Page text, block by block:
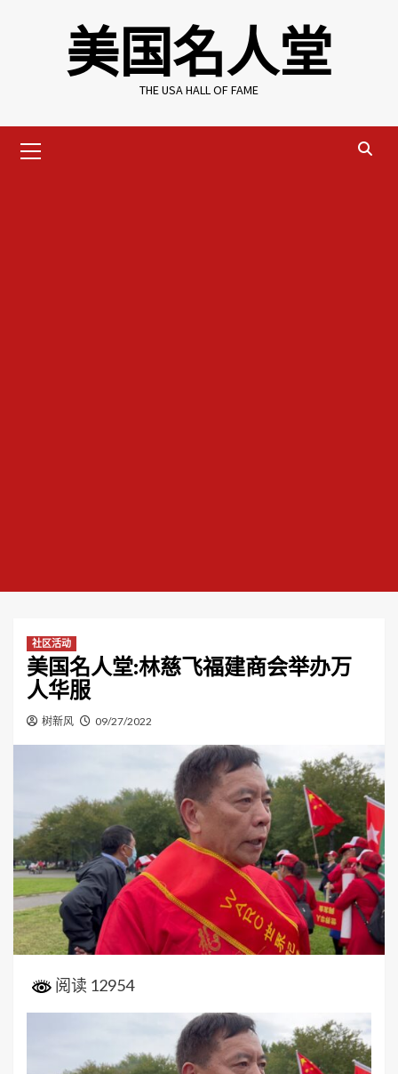
美国名人堂
THE USA HALL OF FAME
Menu
社区活动
美国名人堂:林慈飞福建商会举办万
人华服
树新风 09/27/2022
阅读 12954